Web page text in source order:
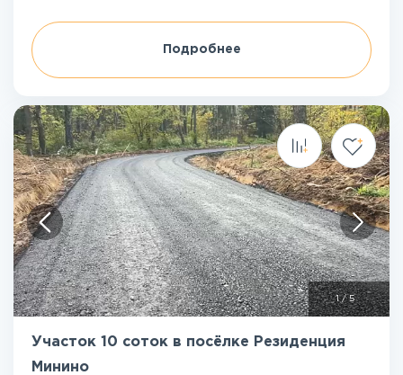
Подробнее
1/5
Участок 10 соток в посёлке Резиденция
Минино